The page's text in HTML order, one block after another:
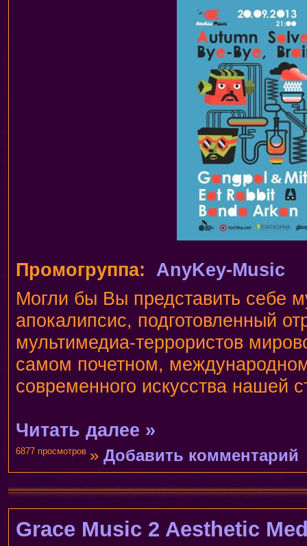
Промогруппа:
AnyKey-Music
Могли бы Вы представить себе
апокалипсис, подготовленный
мультимедиа-террористов
самом почетном,
современного искусства нашей
Читать далее »
»Добавить комментарий
6877 просмотров
Grace Music 2 Aesthetic